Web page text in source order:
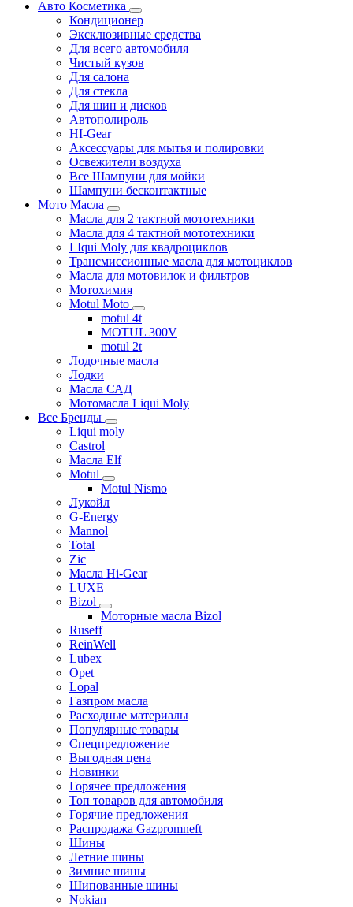
Авто Косметика
Кондиционер
Эксклюзивные средства
Для всего автомобиля
Чистый кузов
Для салона
Для стекла
Для шин и дисков
Автополироль
HI-Gear
Аксессуары для мытья и полировки
Освежители воздуха
Все Шампуни для мойки
Шампуни бесконтактные
Мото Масла
Масла для 2 тактной мототехники
Масла для 4 тактной мототехники
LIqui Moly для квадроциклов
Трансмиссионные масла для мотоциклов
Масла для мотовилок и фильтров
Мотохимия
Motul Moto
motul 4t
MOTUL 300V
motul 2t
Лодочные масла
Лодки
Масла САД
Мотомасла Liqui Moly
Все Бренды
Liqui moly
Castrol
Масла Elf
Motul
Motul Nismo
Лукойл
G-Energy
Mannol
Total
Zic
Масла Hi-Gear
LUXE
Bizol
Моторные масла Bizol
Ruseff
ReinWell
Lubex
Opet
Lopal
Газпром масла
Расходные материалы
Популярные товары
Спецпредложение
Выгодная цена
Новинки
Горячее предложения
Топ товаров для автомобиля
Горячие предложения
Распродажа Gazpromneft
Шины
Летние шины
Зимние шины
Шипованные шины
Nokian